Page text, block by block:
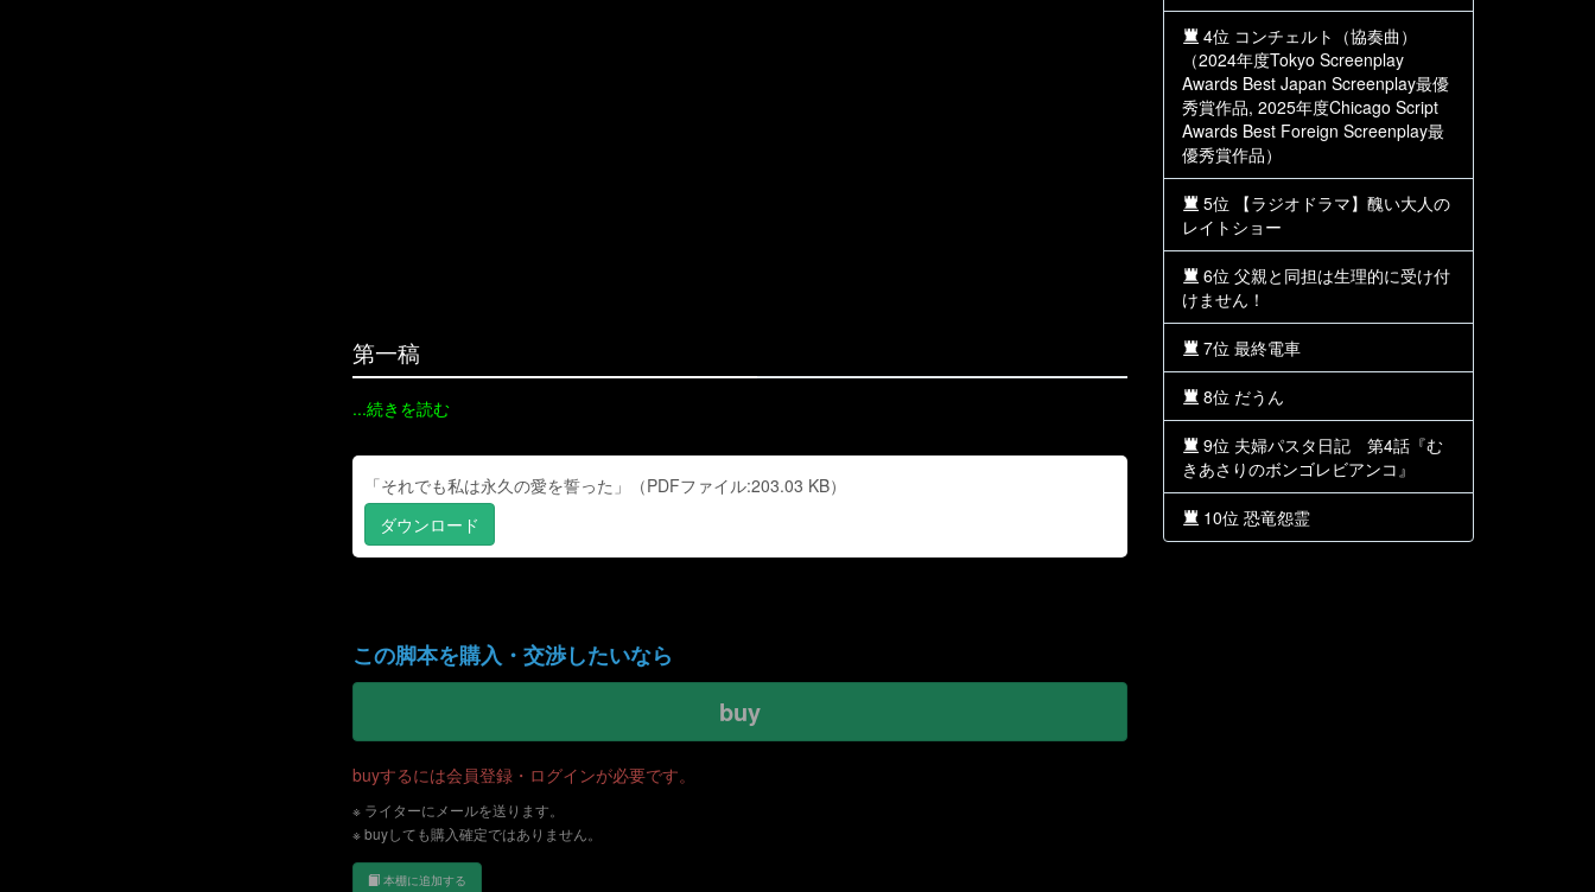
第一稿
...続きを読む
「それでも私は永久の愛を誓った」（PDFファイル:203.03 KB）
ダウンロード
この脚本を購入・交渉したいなら
buy
buyするには会員登録・ログインが必要です。
※ ライターにメールを送ります。
※ buyしても購入確定ではありません。
本棚に追加する
4位 コンチェルト（協奏曲）
（2024年度Tokyo Screenplay
Awards Best Japan Screenplay最優
秀賞作品, 2025年度Chicago Script
Awards Best Foreign Screenplay最
優秀賞作品）
5位 【ラジオドラマ】醜い大人の
レイトショー
6位 父親と同担は生理的に受け付
けません！
7位 最終電車
8位 だうん
9位 夫婦パスタ日記 第4話『む
きあさりのボンゴレビアンコ』
10位 恐竜怨霊